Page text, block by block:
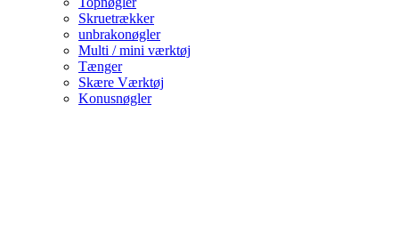
Skruetrækker
unbrakonøgler
Multi / mini værktøj
Tænger
Skære Værktøj
Konusnøgler